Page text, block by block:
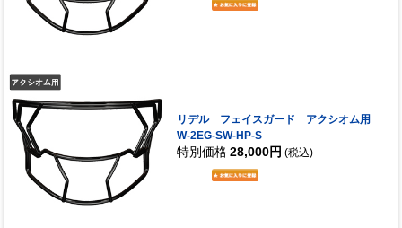
リデル フェイスガード アクシオム用
W-2EG-SW-HP-S
特別価格 28,000円 (税込)